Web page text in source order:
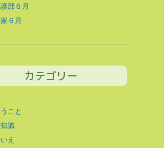
部６月
６月
カテゴリー
こと
識
え